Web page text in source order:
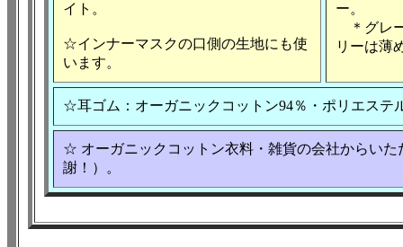
イト。
☆インナーマスクの口側の生地にも使
います。
ー。
＊グレ
リーは薄
☆耳ゴム：オーガニックコットン94％・ポリエステ
☆ オーガニックコットン衣料・雑貨の会社からい
謝！）。